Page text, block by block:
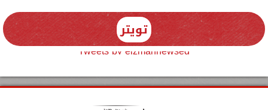
تويتر
Tweets by elzmannewseg